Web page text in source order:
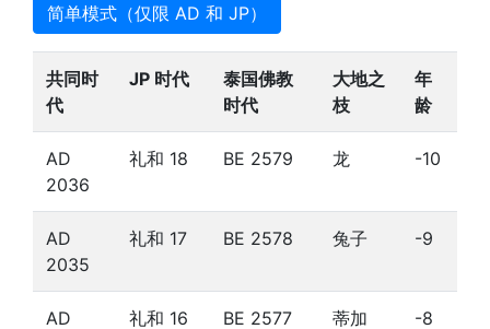
简单模式（仅限 AD 和 JP）
共同时
代
JP 时代
泰国佛教
时代
大地之
枝
年
龄
AD
2036
礼和 18 BE 2579 龙 -10
AD
2035
礼和 17 BE 2578 兔子 -9
AD
礼和 16 BE 2577 蒂加 -8